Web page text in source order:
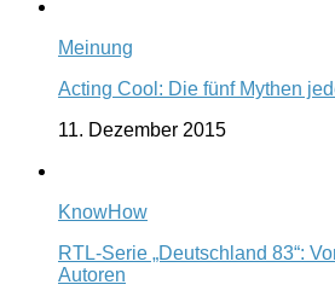
Meinung
Acting Cool: Die fünf Mythen
11. Dezember 2015
KnowHow
RTL-Serie „Deutschland 83“:
Autoren